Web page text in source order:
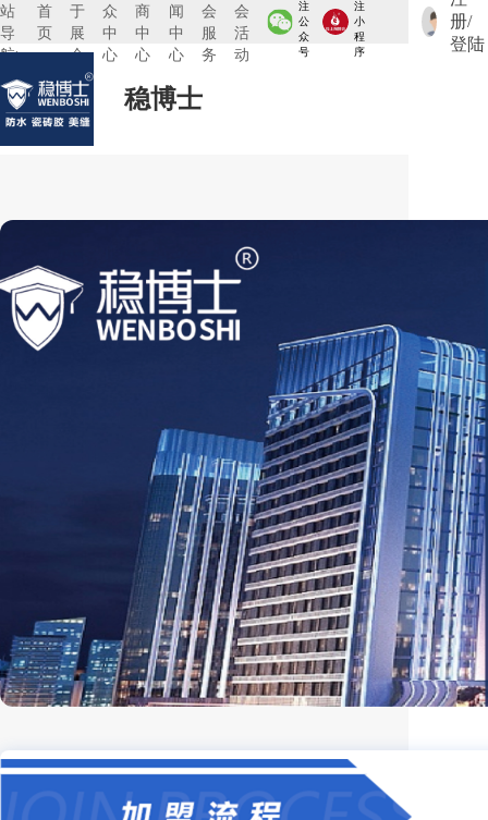
站
导
航:
首
页
于
展
会
众
中
心
商
中
心
闻
中
心
会
服
务
会
活
动
注
公
众
号
注
小
程
序
册/
登陆
稳博士